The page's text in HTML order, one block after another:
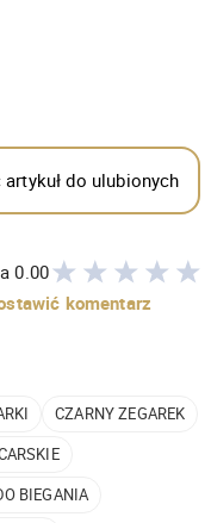
do ulubionych
0.00
komentarz
CZARNY ZEGAREK
BIEGANIA